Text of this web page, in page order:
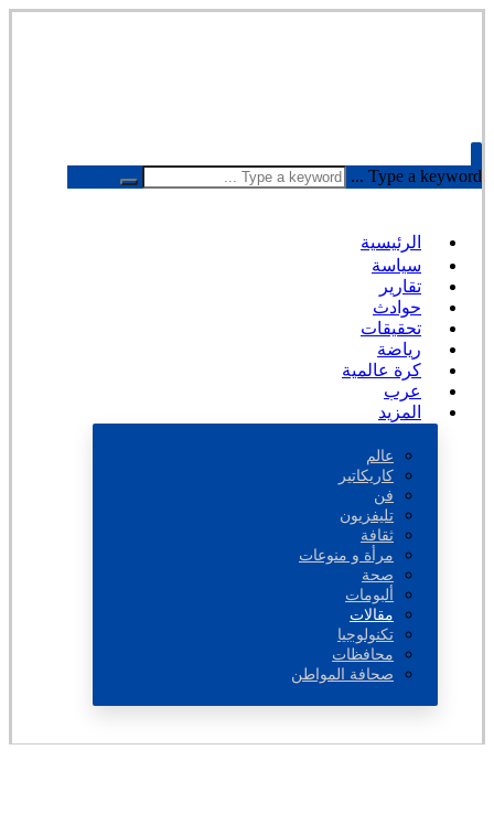
Type a keyword ...
الرئيسية
سياسة
تقارير
حوادث
تحقيقات
رياضة
كرة عالمية
عرب
المزيد
عالم
كاريكاتير
فن
تليفزيون
ثقافة
مرأة و منوعات
صحة
ألبومات
مقالات
تكنولوجيا
محافظات
صحافة المواطن